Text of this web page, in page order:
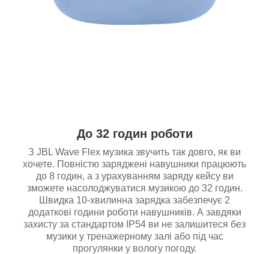
До 32 годин роботи
З JBL Wave Flex музика звучить так довго, як ви
хочете. Повністю заряджені навушники працюють
до 8 годин, а з урахуванням заряду кейсу ви
зможете насолоджуватися музикою до 32 годин.
Швидка 10-хвилинна зарядка забезпечує 2
додаткові години роботи навушників. А завдяки
захисту за стандартом IP54 ви не залишитеся без
музики у тренажерному залі або під час
прогулянки у вологу погоду.